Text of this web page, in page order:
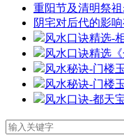
重阳节及清明祭
阴宅对后代的影
风水口诀精选-
风水口诀精选
风水秘诀-门楼
风水秘诀-门楼
风水口诀-都天